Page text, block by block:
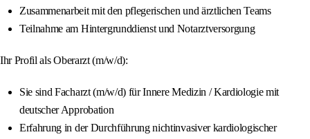
Zusammenarbeit mit den pflegerischen und ärztlichen Teams
Teilnahme am Hintergrunddienst und Notarztversorgung
Ihr Profil als Oberarzt (m/w/d):
Sie sind Facharzt (m/w/d) für Innere Medizin / Kardiologie mit
deutscher Approbation
Erfahrung in der Durchführung nichtinvasiver kardiologischer